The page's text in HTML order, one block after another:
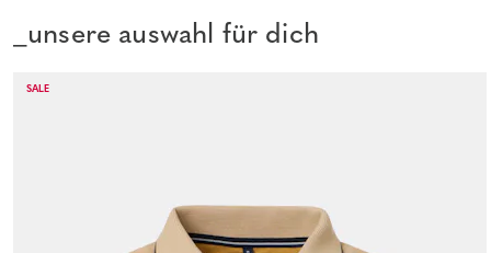
_unsere auswahl für dich
SALE